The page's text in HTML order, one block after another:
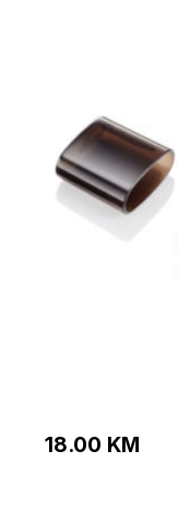
18.00 KM